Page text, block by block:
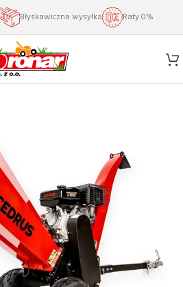
Błyskawiczna wysyłka Raty 0%